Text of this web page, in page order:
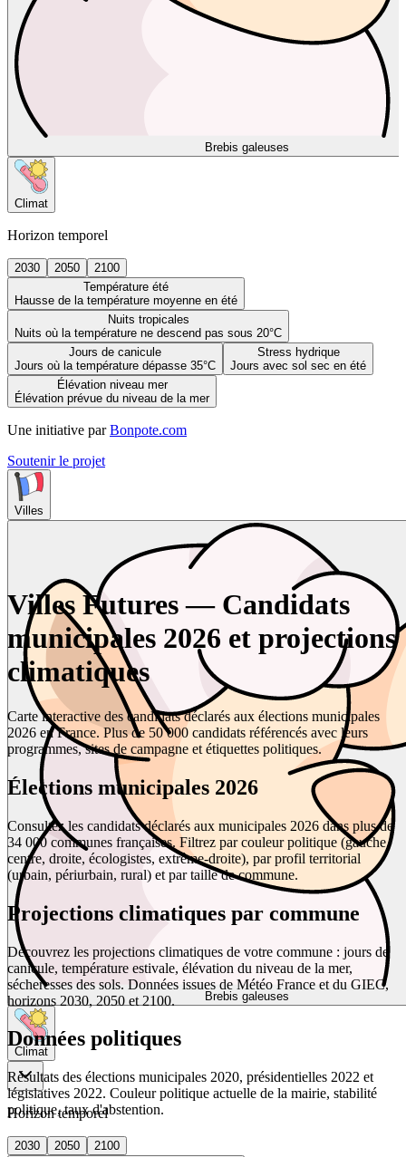
Brebis galeuses
Climat
Horizon temporel
2030 2050
2100
Température été
Hausse de la température moyenne en été
Nuits tropicales
Nuits où la température ne descend pas sous 20°C
Jours de canicule
Jours où la température dépasse 35°C
Stress hydrique
Jours avec sol sec en été
Élévation niveau mer
Élévation prévue du niveau de la mer
Une initiative par Bonpote.com
Soutenir le projet
Villes
Brebis galeuses
Climat
Horizon temporel
2030 2050
2100
Villes Futures — Candidats
municipales 2026 et projections
climatiques
Carte interactive des candidats déclarés aux élections municipales
2026 en France. Plus de 50 000 candidats référencés avec leurs
programmes, sites de campagne et étiquettes politiques.
Élections municipales 2026
Consultez les candidats déclarés aux municipales 2026 dans plus de
34 000 communes françaises. Filtrez par couleur politique (gauche,
centre, droite, écologistes, extrême-droite), par profil territorial
(urbain, périurbain, rural) et par taille de commune.
Projections climatiques par commune
Découvrez les projections climatiques de votre commune : jours de
canicule, température estivale, élévation du niveau de la mer,
sécheresses des sols. Données issues de Météo France et du GIEC,
horizons 2030, 2050 et 2100.
Données politiques
Résultats des élections municipales 2020, présidentielles 2022 et
législatives 2022. Couleur politique actuelle de la mairie, stabilité
politique, taux d'abstention.